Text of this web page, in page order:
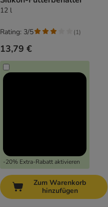
12 l
13,79 €
-20% Extra-Rabatt aktivieren
Rating: 3/5 (1)
Zum Warenkorb
hinzufügen